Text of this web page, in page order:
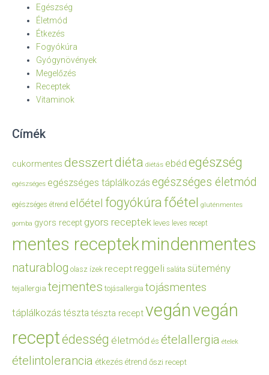
Egészség
Életmód
Étkezés
Fogyókúra
Gyógynövények
Megelőzés
Receptek
Vitaminok
Címék
cukormentes desszertdiéta diétás ebéd egészség
egészséges egészséges táplálkozás egészséges életmód
egészséges étrend előétel fogyókúrafőétel gluténmentes
gomba gyors recept gyors receptek leves leves recept
mentes receptekmindenmentes
naturablog olasz ízek recept reggeli saláta sütemény
tejallergia tejmentes tojásallergia tojásmentes
táplálkozás tészta tészta receptvegánvegán
receptédesség életmód és ételallergia ételek
ételintolerancia étkezés étrend őszi recept